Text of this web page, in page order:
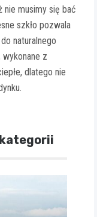
nie musimy się bać
szkło pozwala
naturalnego
z
dlatego nie